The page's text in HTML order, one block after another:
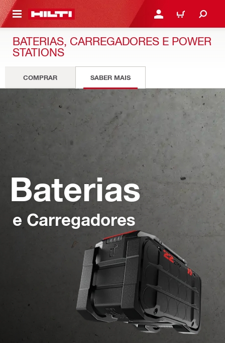
PRINCIPAL ENTRAR OU CADASTRAR
CARRINHO
BATERIAS, CARREGADORES E POWER
STATIONS
COMPRAR SABER MAIS
Baterias
e Carregadores